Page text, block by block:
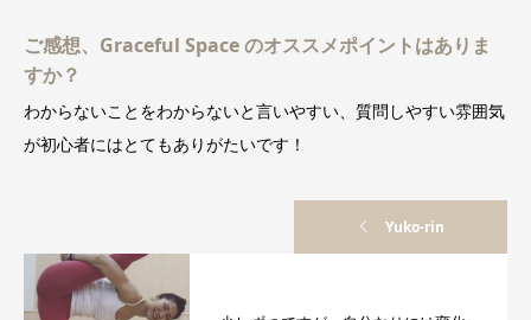
ご感想、Graceful Space のオススメポイントはありま
すか？
わからないことをわからないと言いやすい、質問しやすい雰囲気
が初心者にはとてもありがたいです！
Yuko-rin